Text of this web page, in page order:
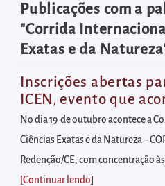
Acessar
diretamente
o
menu
principal
Acessar
diretamente
à
área
Publicações com a
"Corrida
Exatas e da
Inscrições abertas
ICEN, evento que
No dia 19 de outubro acontece a
Ciências Exatas e da Natureza –
Redenção/CE, com concentração
[Continuar lendo